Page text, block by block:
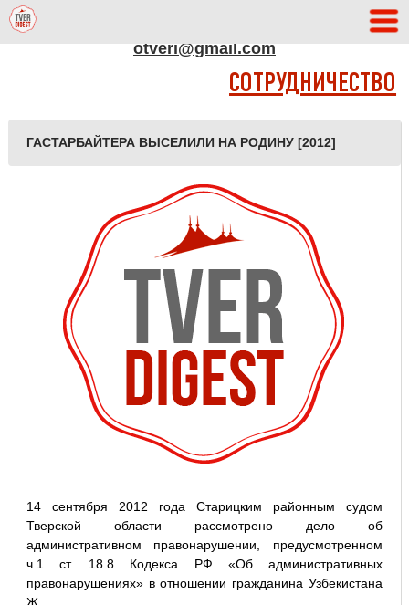
otveri@gmail.com
СОТРУДНИЧЕСТВО
ГАСТАРБАЙТЕРА ВЫСЕЛИЛИ НА РОДИНУ [2012]
14 сентября 2012 года Старицким районным судом
Тверской области рассмотрено дело об
административном правонарушении, предусмотренном
ч.1 ст. 18.8 Кодекса РФ «Об административных
правонарушениях» в отношении гражданина Узбекистана